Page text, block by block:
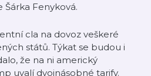
Šárka Fenyková.
cla na dovoz veškeré
států. Týkat se budou i
že na ni americký
uvalí dvojnásobné tarify.